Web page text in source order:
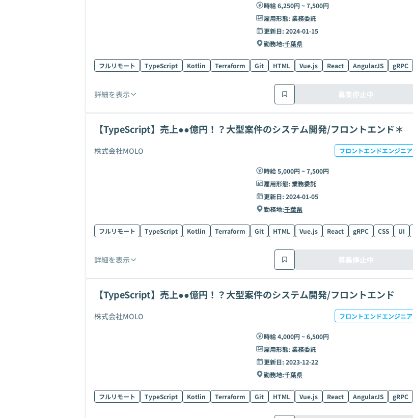
時給 6,250円 ~ 7,500円
雇用形態: 業務委託
更新日: 2024-01-15
勤務地:千葉県
フルリモート TypeScript Kotlin Terraform Git HTML Vue.js React AngularJS gRPC
詳細を表示 募集停止中
【TypeScript】売上●●億円！？大型案件のシステム開発/フロントエンド＊
株式会社MOLO フロントエンドエンジニア
時給 5,000円 ~ 7,500円
雇用形態: 業務委託
更新日: 2024-01-05
勤務地:千葉県
フルリモート TypeScript Kotlin Terraform Git HTML Vue.js React gRPC CSS UI
詳細を表示 募集停止中
【TypeScript】売上●●億円！？大型案件のシステム開発/フロントエンド
株式会社MOLO フロントエンドエンジニア
時給 4,000円 ~ 6,500円
雇用形態: 業務委託
更新日: 2023-12-22
勤務地:千葉県
フルリモート TypeScript Kotlin Terraform Git HTML Vue.js React AngularJS gRPC